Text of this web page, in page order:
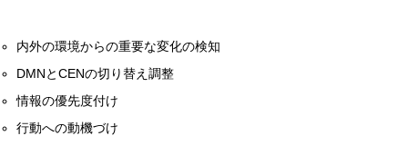
内外の環境からの重要な変化の検知
DMNとCENの切り替え調整
情報の優先度付け
行動への動機づけ